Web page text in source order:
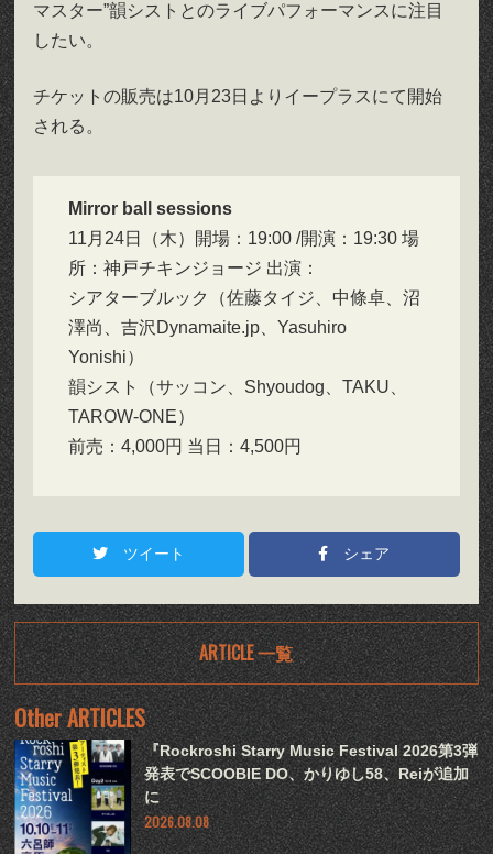
マスター”韻シストとのライブパフォーマンスに注目
したい。
チケットの販売は10月23日よりイープラスにて開始
される。
Mirror ball sessions
11月24日（木）開場：19:00 /開演：19:30 場
所：神戸チキンジョージ 出演：
シアターブルック（佐藤タイジ、中條卓、沼
澤尚、吉沢Dynamaite.jp、Yasuhiro
Yonishi）
韻シスト（サッコン、Shyoudog、TAKU、
TAROW-ONE）
前売：4,000円 当日：4,500円
ツイート シェア
ARTICLE 一覧
Other ARTICLES
『Rockroshi Starry Music Festival 2026第3弾
発表でSCOOBIE DO、かりゆし58、Reiが追加
に
2026.08.08